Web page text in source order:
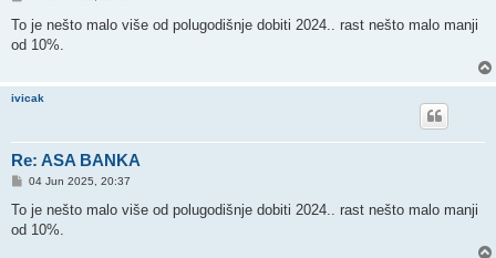
s
To je nešto malo više od polugodišnje dobiti 2024.. rast nešto malo manji
od 10%.
ivicak
Re: ASA BANKA
P
s
04 Jun 2025, 20:37
To je nešto malo više od polugodišnje dobiti 2024.. rast nešto malo manji
od 10%.